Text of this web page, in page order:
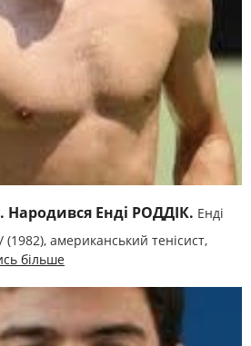
Народився Енді РОДДІК. Енді
американський тенісист,
більше